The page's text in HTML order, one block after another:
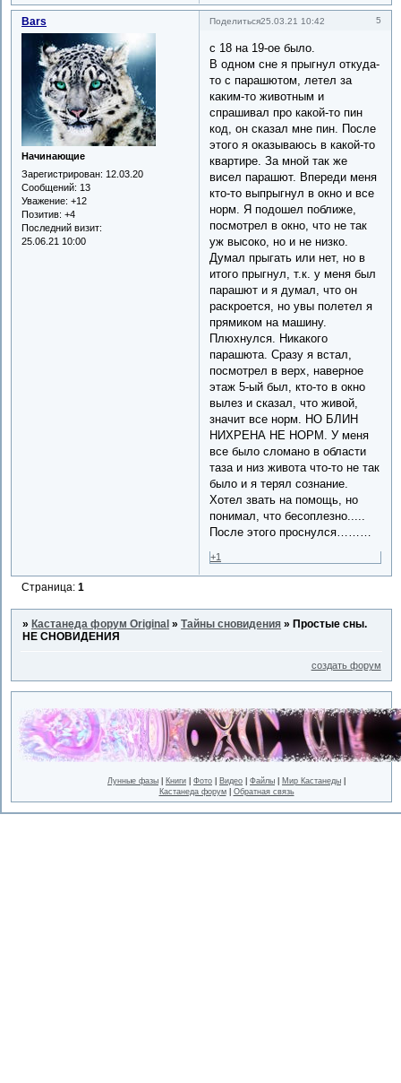
Поделиться 5
25.03.21 10:42
Bars
Начинающие
Зарегистрирован: 12.03.20
Сообщений: 13
Уважение: +12
Позитив: +4
Последний визит:
25.06.21 10:00
с 18 на 19-ое было.
В одном сне я прыгнул откуда-
то с парашютом, летел за
каким-то животным и
спрашивал про какой-то пин
код, он сказал мне пин. После
этого я оказываюсь в какой-то
квартире. За мной так же
висел парашют. Впереди меня
кто-то выпрыгнул в окно и все
норм. Я подошел поближе,
посмотрел в окно, что не так
уж высоко, но и не низко.
Думал прыгать или нет, но в
итого прыгнул, т.к. у меня был
парашют и я думал, что он
раскроется, но увы полетел я
прямиком на машину.
Плюхнулся. Никакого
парашюта. Сразу я встал,
посмотрел в верх, наверное
этаж 5-ый был, кто-то в окно
вылез и сказал, что живой,
значит все норм. НО БЛИН
НИХРЕНА НЕ НОРМ. У меня
все было сломано в области
таза и низ живота что-то не так
было и я терял сознание.
Хотел звать на помощь, но
понимал, что бесоплезно.....
После этого проснулся………
+1
Страница:1
» Кастанеда форум Original »Тайны сновидения » Простые сны.
НЕ СНОВИДЕНИЯ
создать форум
Лунные фазы Книги Фото Видео Файлы Мир Кастанеды
Кастанеда форум| Обратная связь